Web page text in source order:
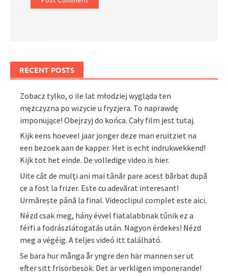
RECENT POSTS
Zobacz tylko, o ile lat młodziej wygląda ten
mężczyzna po wizycie u fryzjera. To naprawdę
imponujące! Obejrzyj do końca. Cały film jest tutaj.
Kijk eens hoeveel jaar jonger deze man eruitziet na
een bezoek aan de kapper. Het is echt indrukwekkend!
Kijk tot het einde. De volledige video is hier.
Uite cât de mulți ani mai tânăr pare acest bărbat după
ce a fost la frizer. Este cu adevărat interesant!
Urmărește până la final. Videoclipul complet este aici.
Nézd csak meg, hány évvel fiatalabbnak tűnik ez a
férfi a fodrászlátogatás után. Nagyon érdekes! Nézd
meg a végéig. A teljes videó itt található.
Se bara hur många år yngre den här mannen ser ut
efter sitt frisörbesök. Det är verkligen imponerande!